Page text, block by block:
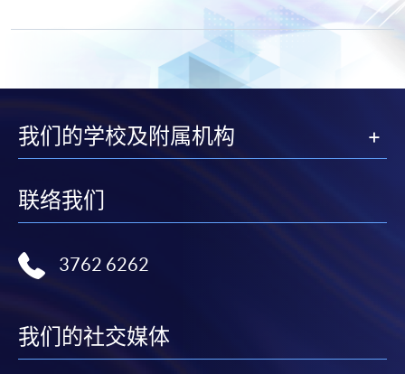
Postgraduate Certificate in Business Forensics
我们的学校及附属机构
联络我们
3762 6262
我们的社交媒体